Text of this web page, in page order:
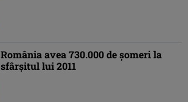
România avea 730.000 de şomeri la
sfârşitul lui 2011